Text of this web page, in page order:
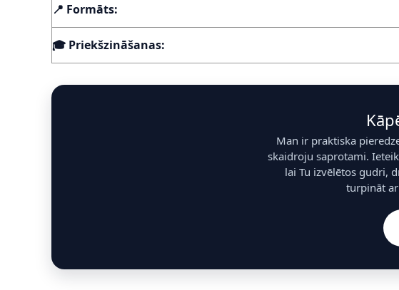
📍 Formāts:
🎓 Priekšzināšanas:
Man ir praktiska
skaidroju saprotami.
lai Tu izvēlētos gudri,
turpināt